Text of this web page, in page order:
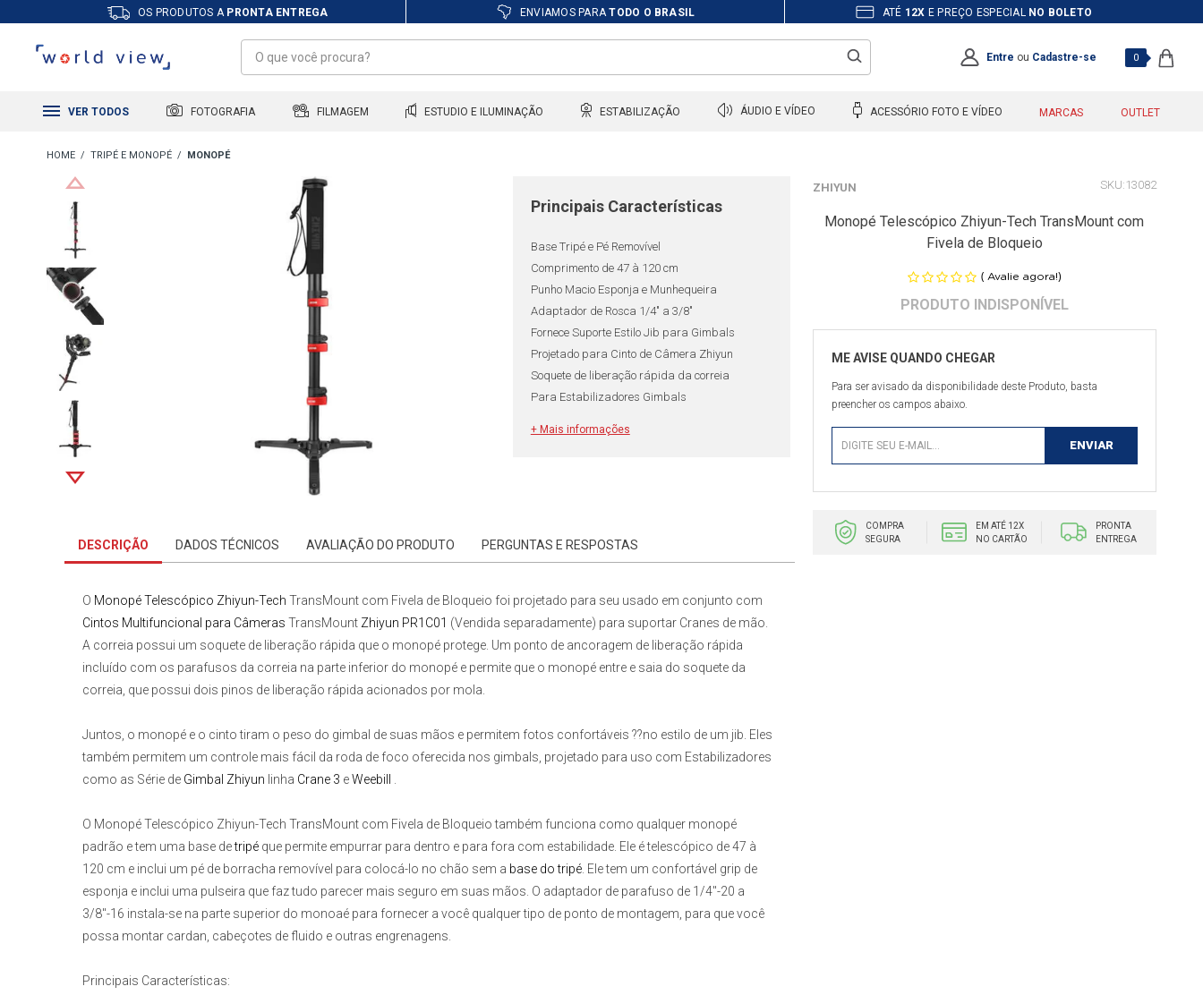
OS PRODUTOS A PRONTA ENTREGA ENVIAMOS PARATODO O BRASIL ATÉ 12X E PREÇO ESPECIAL NO BOLETO
Entre ou Cadastre-se 0
VER TODOS FOTOGRAFIA FILMAGEM ESTUDIO E ILUMINAÇÃO ESTABILIZAÇÃO ÁUDIO E VÍDEO ACESSÓRIO FOTO E VÍDEO MARCAS OUTLET
TRIPÉ E MONOPÉ MONOPÉ
Principais Características
Base Tripé e Pé Removível
Comprimento de 47 à 120 cm
Punho Macio Esponja e Munhequeira
Adaptador de Rosca 1/4" a 3/8"
Fornece Suporte Estilo Jib para Gimbals
Projetado para Cinto de Câmera Zhiyun
Soquete de liberação rápida da correia
Para Estabilizadores Gimbals
+ Mais informações
ZHIYUN 13082
Monopé Telescópico Zhiyun-Tech TransMount com
Fivela de Bloqueio
( Avalie agora!)
Para ser avisado da disponibilidade deste Produto, basta
preencher os campos abaixo.
COMPRA
SEGURA
EM ATÉ 12X
NO CARTÃO
PRONTA
ENTREGA
DESCRIÇÃO DADOS TÉCNICOS AVALIAÇÃO DO PRODUTO PERGUNTAS E RESPOSTAS
O Monopé Telescópico Zhiyun-Tech TransMount com Fivela de Bloqueio foi projetado para seu usado em conjunto com
Cintos Multifuncional para Câmeras TransMount Zhiyun PR1C01 (Vendida separadamente) para suportar Cranes de mão.
A correia possui um soquete de liberação rápida que o monopé protege. Um ponto de ancoragem de liberação rápida
incluído com os parafusos da correia na parte inferior do monopé e permite que o monopé entre e saia do soquete da
correia, que possui dois pinos de liberação rápida acionados por mola.
Juntos, o monopé e o cinto tiram o peso do gimbal de suas mãos e permitem fotos confortáveis ??no estilo de um jib. Eles
também permitem um controle mais fácil da roda de foco oferecida nos gimbals, projetado para uso com Estabilizadores
como as Série de Gimbal Zhiyun linha Crane 3 eWeebill
O Monopé Telescópico Zhiyun-Tech TransMount com Fivela de Bloqueiotambém funciona como qualquer monopé
padrão e tem uma base detripé que permite empurrar para dentro e para fora com estabilidade. Ele é telescópico de 47 à
120 cm e inclui um pé de borracha removível para colocá-lo no chão sem a base do tripé . Ele tem um confortável grip de
esponja e inclui uma pulseira que faz tudo parecer mais seguro em suas mãos. O adaptador de parafuso de 1/4"-20 a
3/8"-16 instala-se na parte superior do monoaé para fornecer a você qualquer tipo de ponto de montagem, para que você
possa montar cardan, cabeçotes de fluido e outras engrenagens.
Principais Características: